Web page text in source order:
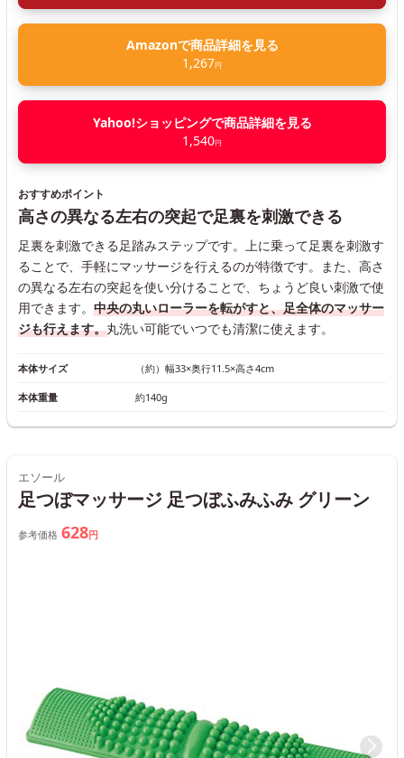
Amazonで商品詳細を見る
1,267円
Yahoo!ショッピングで商品詳細を見る
1,540円
おすすめポイント
高さの異なる左右の突起で足裏を刺激できる
足裏を刺激できる足踏みステップです。上に乗って足裏を刺激す
ることで、手軽にマッサージを行えるのが特徴です。また、高さ
の異なる左右の突起を使い分けることで、ちょうど良い刺激で使
用できます。 中央の丸いローラーを転がすと、足全体のマッサー
ジも行えます。丸洗い可能でいつでも清潔に使えます。
本体サイズ （約）幅33×奥行11.5×高さ4cm
本体重量 約140g
エソール
足つぼマッサージ 足つぼふみふみ グリーン
参考価格 628円